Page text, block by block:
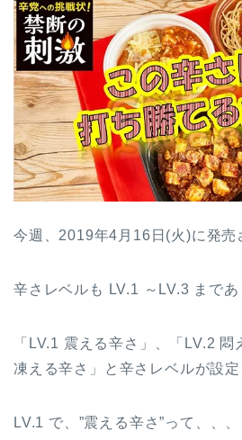
今週、2019年4月16日(火)に発売
辛さレベルも LV.1 ～LV.3 まであ
「LV.1 震える辛さ」、「LV.2
凍える辛さ」と辛さレベルが設定
LV.1 で、”震える辛さ”って、、